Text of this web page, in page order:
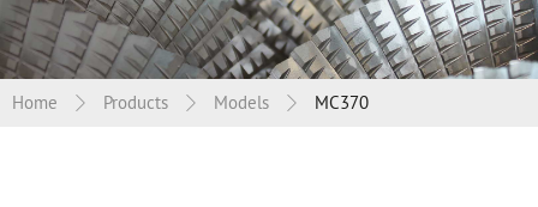
Home Products Models MC370